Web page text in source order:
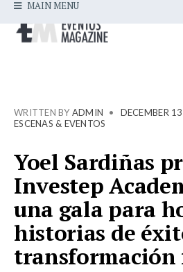
MAIN MENU
WRITTEN BY ADMIN • DECEMBER
ESCENAS & EVENTOS
Yoel Sardiñas
Investep
una gala para
historias de